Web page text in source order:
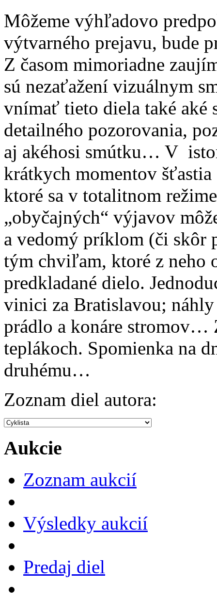
Môžeme výhľadovo
výtvarného prejavu, bude
Z časom mimoriadne
sú nezaťažení vizuálnym
vnímať tieto diela také aké
detailného pozorovania,
aj akéhosi smútku… V
krátkych momentov
ktoré sa v totalitnom
„obyčajných“ výjavov
a vedomý príklom (či skôr
tým chviľam, ktoré z neho
predkladané dielo.
vinici za Bratislavou;
prádlo a konáre stromov…
teplákoch. Spomienka na
druhému…
Zoznam diel autora:
Aukcie
Zoznam aukcií
Výsledky aukcií
Predaj diel